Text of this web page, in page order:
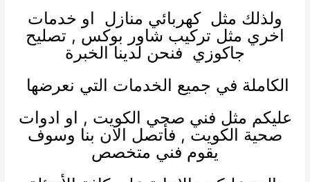
ولذلك مثلكهربائي منازل او خدمات
اخري مثل تركيب شاور بوكس , تصليح
جاكوزي فنحن لدينا الخبرة
الكاملة في جميع الخدمات التي نعرضها
عليكم مثل فني صحي الكويت , او ادوات
صحية الكويت , فأتصل الان بنا وسوف
يقوم فني متخصص